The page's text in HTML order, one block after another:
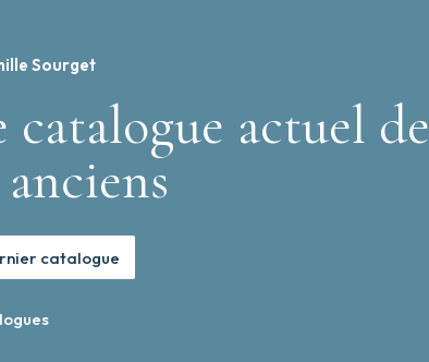
Sourget
actuel de
catalogue